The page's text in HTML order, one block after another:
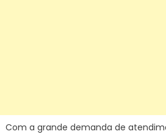
Com a grande demanda de